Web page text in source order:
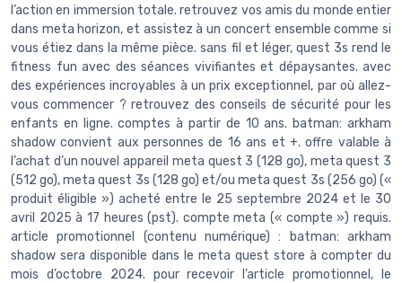
l’action en immersion totale. retrouvez vos amis du monde entier
dans meta horizon, et assistez à un concert ensemble comme si
vous étiez dans la même pièce. sans fil et léger, quest 3s rend le
fitness fun avec des séances vivifiantes et dépaysantes. avec
des expériences incroyables à un prix exceptionnel, par où allez-
vous commencer ? retrouvez des conseils de sécurité pour les
enfants en ligne. comptes à partir de 10 ans. batman: arkham
shadow convient aux personnes de 16 ans et +. offre valable à
l’achat d’un nouvel appareil meta quest 3 (128 go), meta quest 3
(512 go), meta quest 3s (128 go) et/ou meta quest 3s (256 go) («
produit éligible ») acheté entre le 25 septembre 2024 et le 30
avril 2025 à 17 heures (pst). compte meta (« compte ») requis.
article promotionnel (contenu numérique) : batman: arkham
shadow sera disponible dans le meta quest store à compter du
mois d’octobre 2024. pour recevoir l’article promotionnel, le